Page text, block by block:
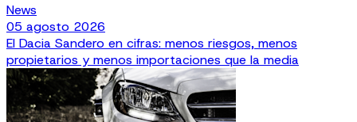
News
05 agosto 2026
El Dacia Sandero en cifras: menos riesgos, menos
propietarios y menos importaciones que la media